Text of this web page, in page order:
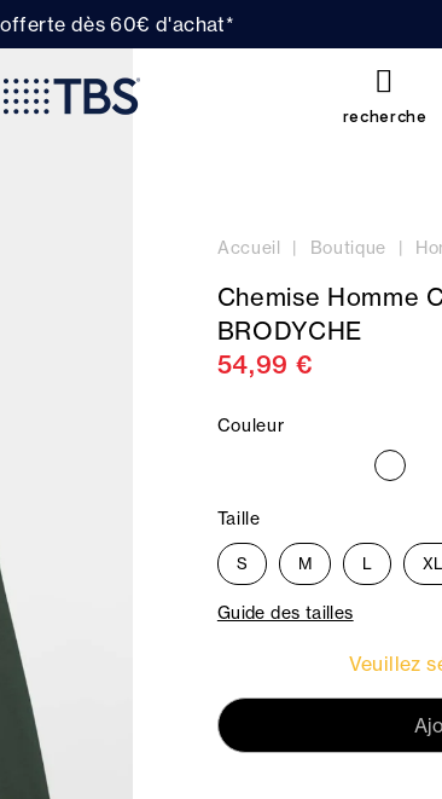
dès 60€ d'achat*
recherche
Accueil Boutique
Chemise Homme
BRODYCHE
54,99 €
Couleur
Taille
S M L XL
Guide des tailles
Veuillez